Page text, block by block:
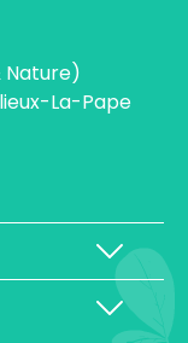
Nature)
La-Pape